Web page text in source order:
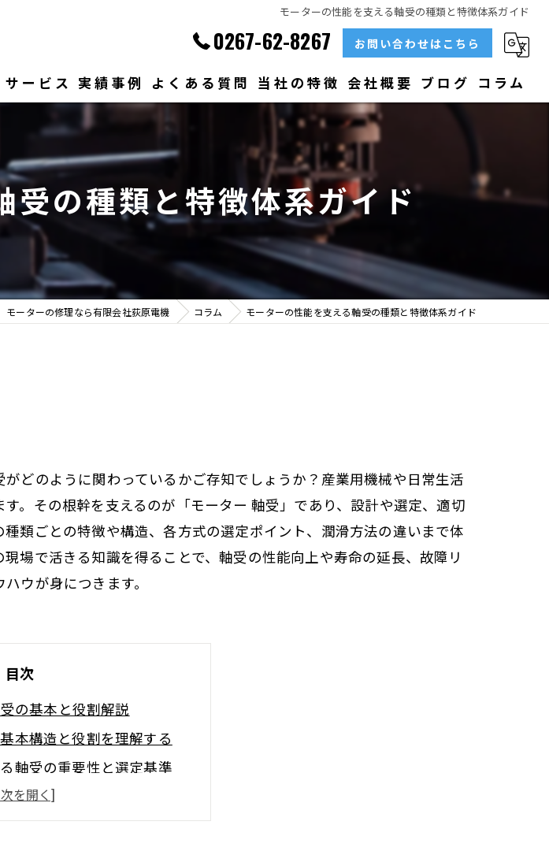
モーターの性能を支える軸受の種類と特徴体系ガイド
0267-62-8267 お問い合わせはこちら
サービス 実績事例 よくある質問 当社の特徴
ベアリング
大型
メンテナンス
販売
会社概要 ブログ コラム
受の種類と特徴体系ガイド
モーターの修理なら有限会社荻原電機 コラム モーターの性能を支える軸受の種類と特徴体系ガイド
どのように関わっているかご存知でしょうか？産業用機械や日常生活
。その根幹を支えるのが「モーター 軸受」であり、設計や選定、適切
類ごとの特徴や構造、各方式の選定ポイント、潤滑方法の違いまで体
場で活きる知識を得ることで、軸受の性能向上や寿命の延長、故障リ
ウが身につきます。
目次
の基本と役割解説
本構造と役割を理解する
軸受の重要性と選定基準
命に影響する要素とは
の違いと使い分け